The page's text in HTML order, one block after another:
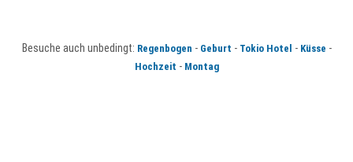
Besuche auch unbedingt: Regenbogen - Geburt - Tokio Hotel - Küsse -
Hochzeit - Montag